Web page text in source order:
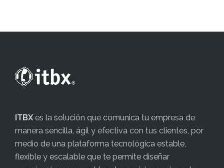
ITBX es la solución que comunica tu empresa de
manera sencilla, ágil y efectiva con tus clientes, por
medio de una plataforma tecnológica estable,
flexible y escalable que te permite diseñar